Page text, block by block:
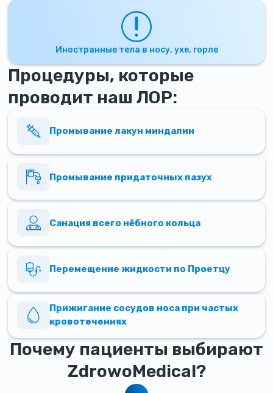
Иностранные тела в носу, ухе, горле
Процедуры, которые
проводит наш ЛОР:
Промывание лакун миндалин
Промывание придаточных пазух
Санация всего нёбного кольца
Перемещение жидкости по Проетцу
Прижигание сосудов носа при частых
кровотечениях
Почему пациенты выбирают
ZdrowoMedical?